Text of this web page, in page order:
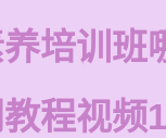
培训班
程视频